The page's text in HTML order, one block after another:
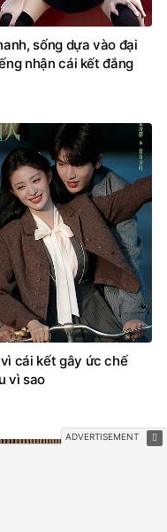
sống dựa vào đại
nhận cái kết đắng
cái kết gây ức chế
vì sao